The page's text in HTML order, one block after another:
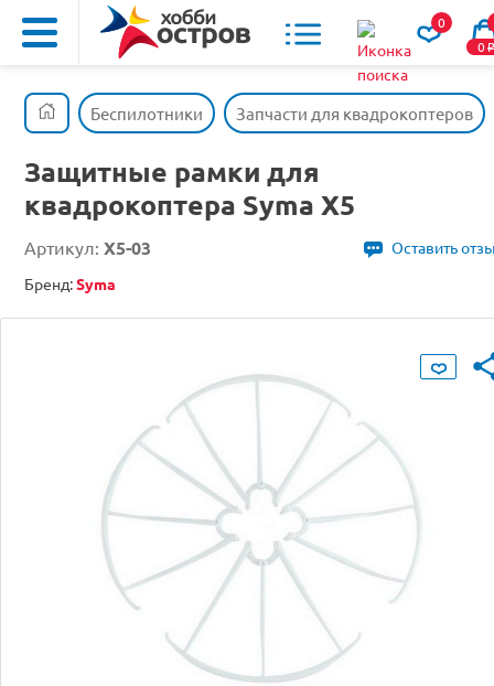
0
0o
Беспилотники Запчасти для квадрокоптеров
Защитные рамки для
квадрокоптера Syma X5
Артикул: X5-03
Оставить
Бренд:Syma